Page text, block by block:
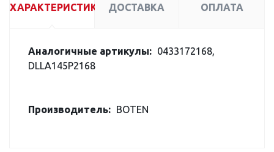
ХАРАКТЕРИСТИКИ ДОСТАВКА ОПЛАТА
Аналогичные артикулы: 0433172168,
DLLA145P2168
Производитель: BOTEN